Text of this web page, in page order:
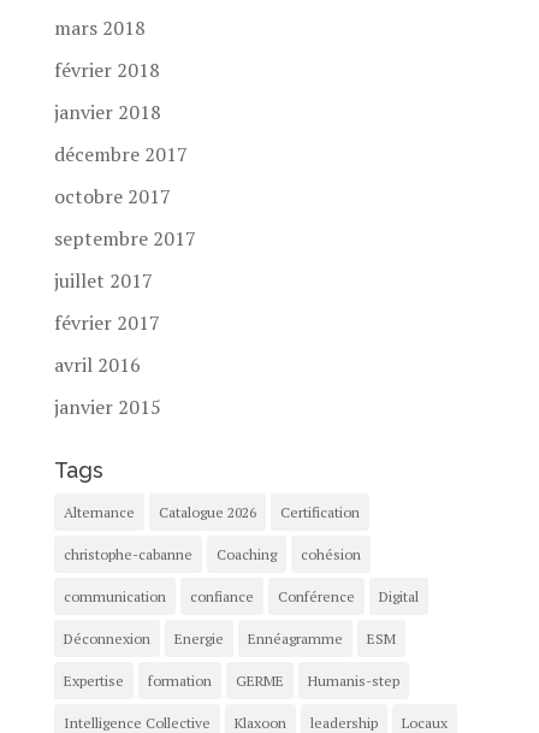
mars 2018
février 2018
janvier 2018
décembre 2017
octobre 2017
septembre 2017
juillet 2017
février 2017
avril 2016
janvier 2015
Tags
Alternance Catalogue 2026 Certification
christophe-cabanne Coaching cohésion
communication confiance Conférence Digital
Déconnexion Energie Ennéagramme ESM
Expertise formation GERME Humanis-step
Intelligence Collective Klaxoon leadership Locaux